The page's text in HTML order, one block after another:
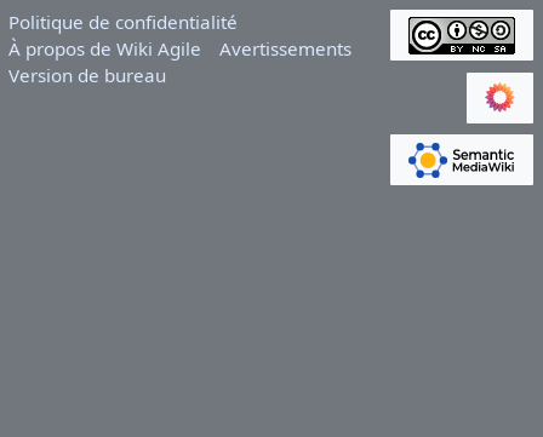
Politique de confidentialité
À propos de Wiki Agile
Avertissements
Version de bureau